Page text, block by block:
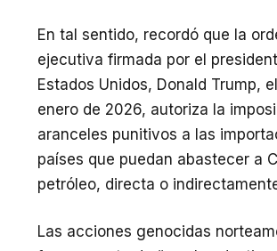
En tal sentido, recordó que la
ejecutiva firmada por el
Estados Unidos, Donald Trump,
enero de 2026, autoriza la
aranceles punitivos a las
países que puedan abastecer a
petróleo, directa o
Las acciones genocidas